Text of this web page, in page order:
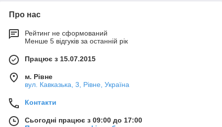
Про нас
Рейтинг не сформований
Менше 5 відгуків за останній рік
Працює з 15.07.2015
м. Рівне
вул. Кавказька, 3, Рівне, Україна
Контакти
Сьогодні працює з 09:00 до 17:00